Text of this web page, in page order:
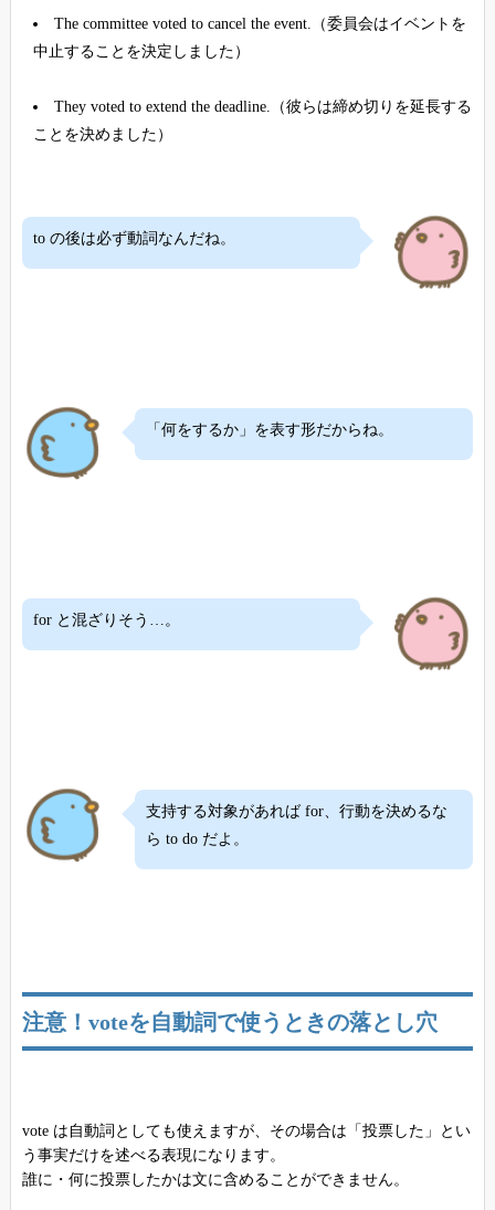
The committee voted to cancel the event.（委員会はイベントを
中止することを決定しました）
They voted to extend the deadline.（彼らは締め切りを延長する
ことを決めました）
to の後は必ず動詞なんだね。
「何をするか」を表す形だからね。
for と混ざりそう…。
支持する対象があれば for、行動を決めるな
ら to do だよ。
注意！voteを自動詞で使うときの落とし穴
vote は自動詞としても使えますが、その場合は「投票した」とい
う事実だけを述べる表現になります。
誰に・何に投票したかは文に含めることができません。